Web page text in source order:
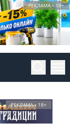
РЕКЛАМА • 18+
РЕКЛАМА • 18+